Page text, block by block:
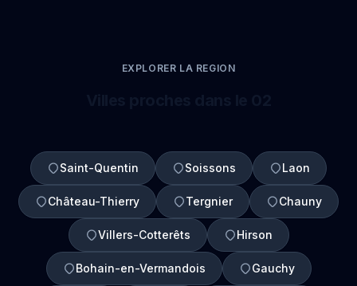
EXPLORER LA REGION
Saint-Quentin Soissons Laon
Château-Thierry Tergnier Chauny
Villers-Cotterêts Hirson
Bohain-en-Vermandois Gauchy